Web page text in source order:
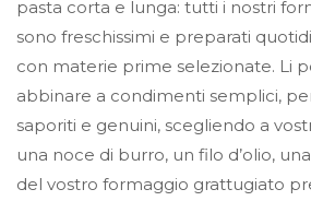
pasta corta e lunga: tutti i nostri
sono freschissimi e preparati
con materie prime selezionate. Li
abbinare a condimenti semplici,
saporiti e genuini, scegliendo a
una noce di burro, un filo d’olio,
del vostro formaggio grattugiato